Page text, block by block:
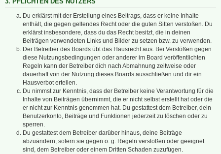
3. PFLICHTEN DES NUTZERS
Du erklärst mit der Erstellung eines Beitrags, dass er keine Inhalte
enthält, die gegen geltendes Recht oder die guten Sitten verstoßen. Du
erklärst insbesondere, dass du das Recht besitzt, die in deinen
Beiträgen verwendeten Links und Bilder zu setzen bzw. zu verwenden.
Der Betreiber des Boards übt das Hausrecht aus. Bei Verstößen gegen
diese Nutzungsbedingungen oder anderer im Board veröffentlichten
Regeln kann der Betreiber dich nach Abmahnung zeitweise oder
dauerhaft von der Nutzung dieses Boards ausschließen und dir ein
Hausverbot erteilen.
Du nimmst zur Kenntnis, dass der Betreiber keine Verantwortung für die
Inhalte von Beiträgen übernimmt, die er nicht selbst erstellt hat oder die
er nicht zur Kenntnis genommen hat. Du gestattest dem Betreiber, dein
Benutzerkonto, Beiträge und Funktionen jederzeit zu löschen oder zu
sperren.
Du gestattest dem Betreiber darüber hinaus, deine Beiträge
abzuändern, sofern sie gegen o. g. Regeln verstoßen oder geeignet
sind, dem Betreiber oder einem Dritten Schaden zuzufügen.